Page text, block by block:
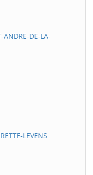
DE-LA-
LEVENS